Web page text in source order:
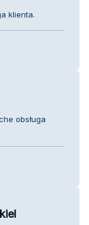
klienta.
obsługa